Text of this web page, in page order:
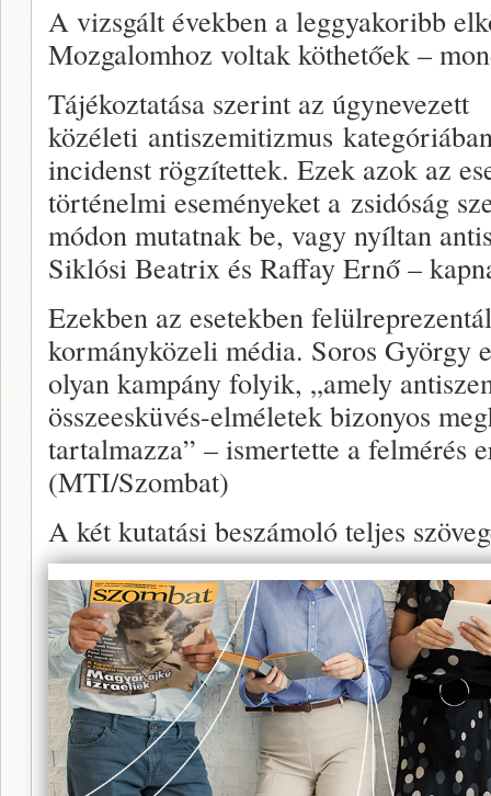
A vizsgált években a leggyakoribb
Mozgalomhoz voltak köthetőek –
Tájékoztatása szerint az úgynevezett
közéleti antiszemitizmus
incidenst rögzítettek. Ezek azok az
történelmi eseményeket a zsidóság
módon mutatnak be, vagy nyíltan
Siklósi Beatrix és Raffay Ernő –
Ezekben az esetekben
kormányközeli média. Soros György
olyan kampány folyik, „amely
összeesküvés-elméletek bizonyos
tartalmazza” – ismertette a felmérés
(MTI/Szombat)
A két kutatási beszámoló teljes